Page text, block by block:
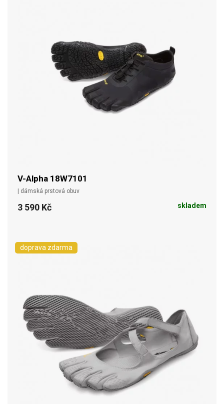
V-Alpha 18W7101
| dámská prstová obuv
3 590 Kč skladem
doprava zdarma